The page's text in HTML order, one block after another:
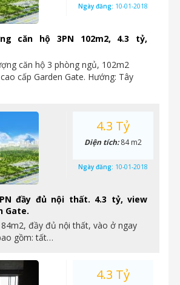
căn hộ 3PN 102m2, 4.3 tỷ,
căn hộ 3 phòng ngủ, 102m2
cấp Garden Gate. Hướng: Tây
Ngày đăng: 10-01-2018
đầy đủ nội thất. 4.3 tỷ, view
Gate.
đầy đủ nội thất, vào ở ngay
gồm: tất…
4.3 Tỷ
Diện tích:84 m2
Ngày đăng: 10-01-2018
4.3 Tỷ